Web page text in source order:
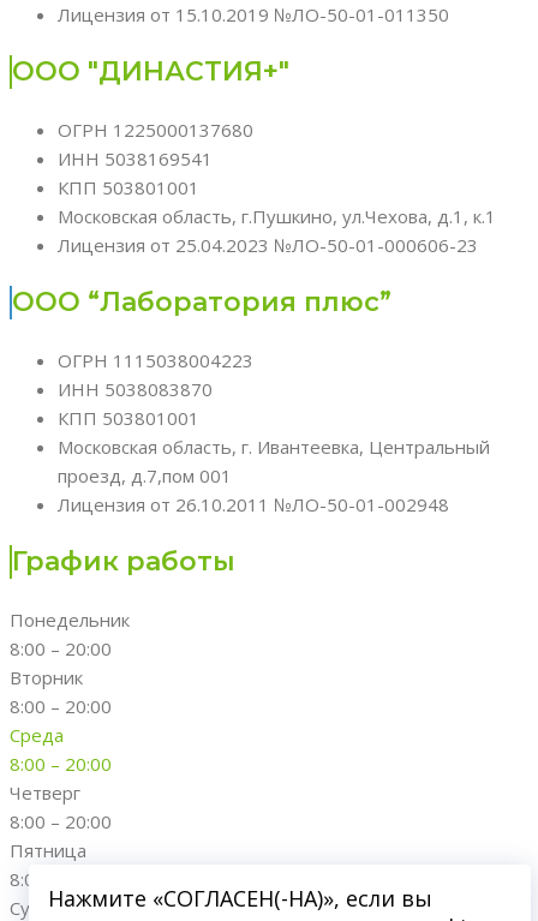
Лицензия от 15.10.2019 №ЛО-50-01-011350
ООО "ДИНАСТИЯ+"
ОГРН 1225000137680
ИНН 5038169541
КПП 503801001
Московская область, г.Пушкино, ул.Чехова, д.1, к.1
Лицензия от 25.04.2023 №ЛО-50-01-000606-23
ООО “Лаборатория плюс”
ОГРН 1115038004223
ИНН 5038083870
КПП 503801001
Московская область, г. Ивантеевка, Центральный
проезд, д.7,пом 001
Лицензия от 26.10.2011 №ЛО-50-01-002948
График работы
Понедельник
8:00 – 20:00
Вторник
8:00 – 20:00
Среда
8:00 – 20:00
Четверг
8:00 – 20:00
Пятница
8:00 – 20:00
СубботаНажмите «СОГЛАСЕН(-НА)», если вы